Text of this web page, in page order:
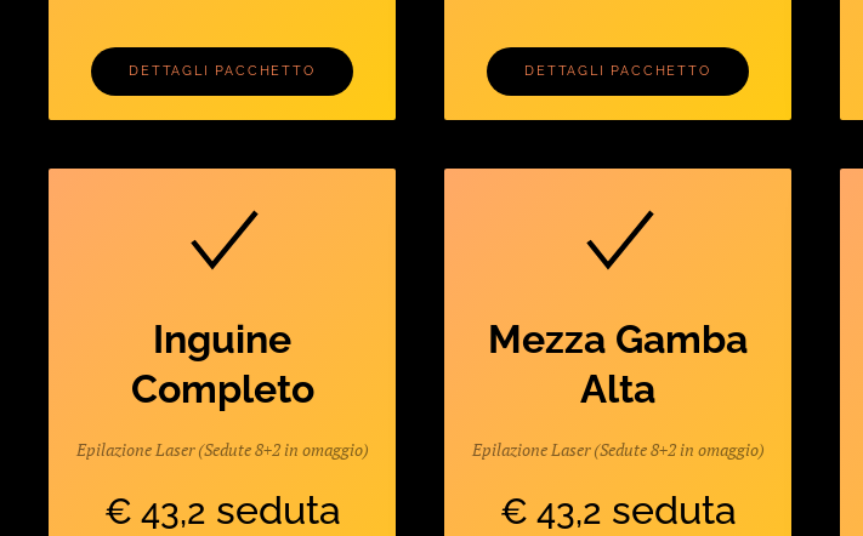
DETTAGLI PACCHETTO DETTAGLI PACCHETTO
Inguine
Completo
Epilazione Laser (Sedute 8+2 in omaggio)
€ 43,2 seduta
Mezza Gamba
Alta
Epilazione Laser (Sedute 8+2 in omaggio)
€ 43,2 seduta